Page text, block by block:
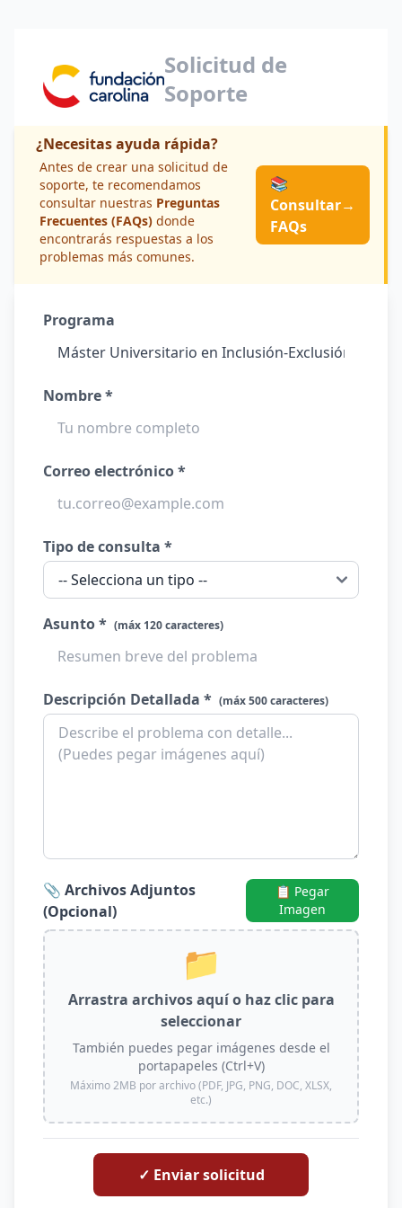
Solicitud de
Soporte
¿Necesitas ayuda rápida?
Antes de crear una solicitud de
soporte, te recomendamos
consultar nuestras Preguntas
Frecuentes (FAQs) donde
encontrarás respuestas a los
problemas más comunes.
📚
Consultar
FAQs
→
Programa
Nombre *
Correo electrónico *
Tipo de consulta *
Asunto * (máx 120 caracteres)
Descripción Detallada * (máx 500 caracteres)
📎 Archivos Adjuntos
(Opcional)
📋 Pegar
Imagen
📁
Arrastra archivos aquí o haz clic para
seleccionar
También puedes pegar imágenes desde el
portapapeles (Ctrl+V)
Máximo 2MB por archivo (PDF, JPG, PNG, DOC, XLSX,
etc.)
✓ Enviar solicitud